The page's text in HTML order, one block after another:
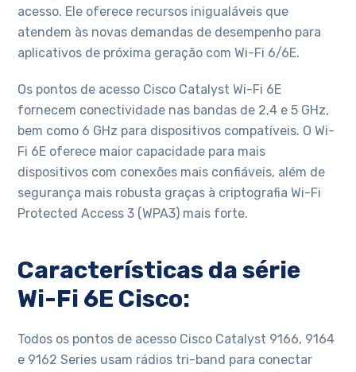
acesso. Ele oferece recursos inigualáveis ​​que
atendem às novas demandas de desempenho para
aplicativos de próxima geração com Wi-Fi 6/6E.
Os pontos de acesso Cisco Catalyst Wi-Fi 6E
fornecem conectividade nas bandas de 2,4 e 5 GHz,
bem como 6 GHz para dispositivos compatíveis. O Wi-
Fi 6E oferece maior capacidade para mais
dispositivos com conexões mais confiáveis, além de
segurança mais robusta graças à criptografia Wi-Fi
Protected Access 3 (WPA3) mais forte.
Características da série
Wi-Fi 6E Cisco:
Todos os pontos de acesso Cisco Catalyst 9166, 9164
e 9162 Series usam rádios tri-band para conectar